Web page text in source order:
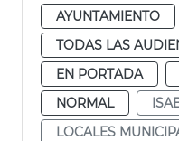
AYUNTAMIENTO
TODAS LAS
EN PORTADA
NORMAL
LOCALES